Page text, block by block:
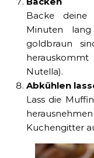
Backe deine
Minuten
goldbraun
Nutella).
Abkühlen
Lass die
Kuchengitter